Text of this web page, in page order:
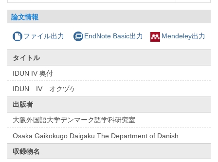
論文情報
ファイル出力 EndNote Basic出力 Mendeley出力
タイトル
IDUN IV 奥付
IDUN IV オクヅケ
出版者
大阪外国語大学デンマーク語学科研究室
Osaka Gaikokugo Daigaku The Department of Danish
収録物名